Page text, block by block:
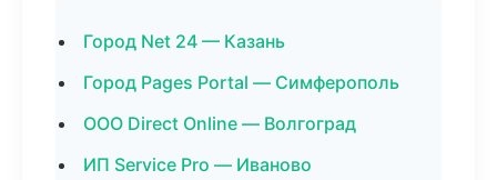
Город Net 24 — Казань
Город Pages Portal — Симферополь
ООО Direct Online — Волгоград
ИП Service Pro — Иваново